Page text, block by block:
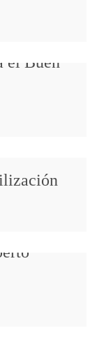
de la
el Buen
que los
Sousa